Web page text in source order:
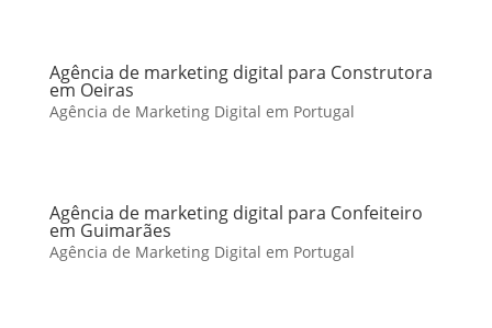
Agência de marketing digital para Construtora
em Oeiras
Agência de Marketing Digital em Portugal
Agência de marketing digital para Confeiteiro
em Guimarães
Agência de Marketing Digital em Portugal